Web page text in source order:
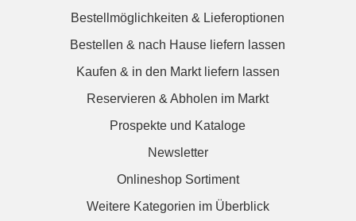
Bestellmöglichkeiten & Lieferoptionen
Bestellen & nach Hause liefern lassen
Kaufen & in den Markt liefern lassen
Reservieren & Abholen im Markt
Prospekte und Kataloge
Newsletter
Onlineshop Sortiment
Weitere Kategorien im Überblick